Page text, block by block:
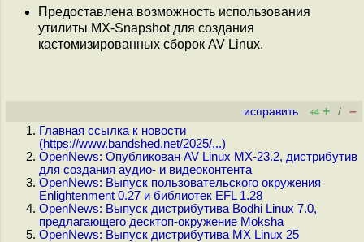
Предоставлена возможность использования
утилиты MX-Snapshot для создания
кастомизированных сборок AV Linux.
исправить +4 + / –
Главная ссылка к новости
(https://www.bandshed.net/2025/...)
OpenNews: Опубликован AV Linux MX-23.2, дистрибутив
для создания аудио- и видеоконтента
OpenNews: Выпуск пользовательского окружения
Enlightenment 0.27 и библиотек EFL 1.28
OpenNews: Выпуск дистрибутива Bodhi Linux 7.0,
предлагающего десктоп-окружение Moksha
OpenNews: Выпуск дистрибутива MX Linux 25